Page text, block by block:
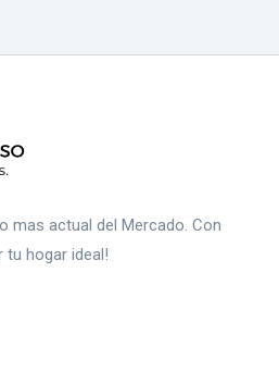
mas actual del Mercado. Con
hogar ideal!